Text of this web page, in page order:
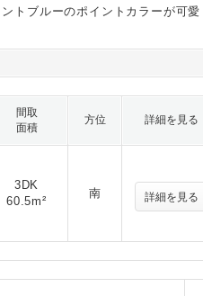
トブルーのポイントカラーが可愛
間取
面積
方位 詳細を見る
3DK
60.5m²
南 詳細を見る